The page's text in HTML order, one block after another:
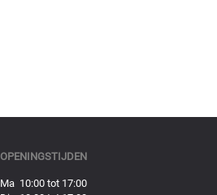
OPENINGSTIJDEN
Ma 10:00 tot 17:00